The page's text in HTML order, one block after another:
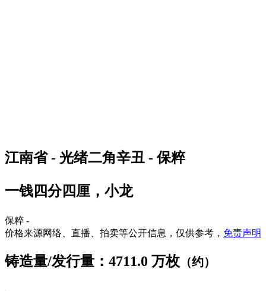
江南省 - 光绪二角辛丑 - 保粹
一钱四分四厘，小龙
保粹 -
价格来源网络、直播、拍卖等公开信息，仅供参考， 免责声明
铸造量/发行量：4711.0 万枚 （约）